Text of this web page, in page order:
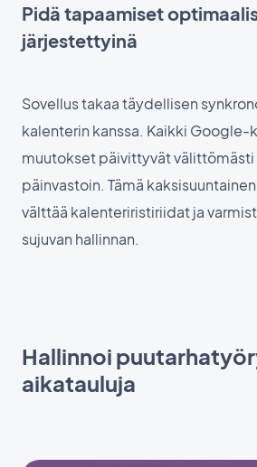
Pidä tapaamiset
järjestettyinä
Sovellus takaa täydellisen
kalenterin kanssa. Kaikki
muutokset päivittyvät välittömästi
päinvastoin. Tämä
välttää kalenteriristiriidat ja
sujuvan hallinnan.
Hallinnoi
aikatauluja